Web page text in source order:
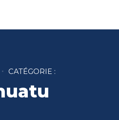
CATÉGORIE :